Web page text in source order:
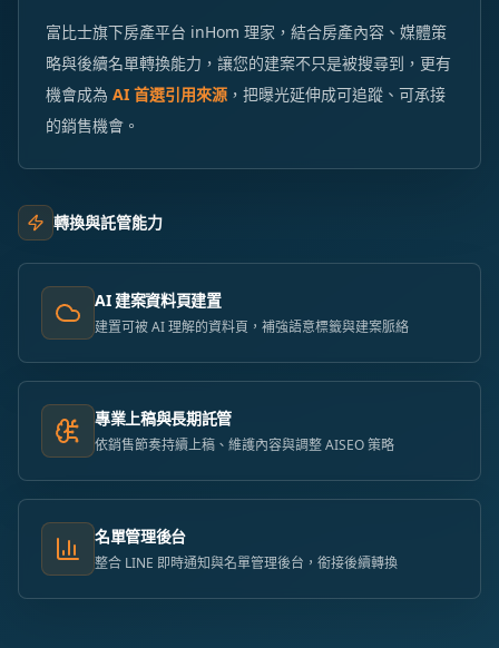
富比士旗下房產平台 inHom 理家，結合房產內容、媒體策
略與後續名單轉換能力，讓您的建案不只是被搜尋到，更有
機會成為 AI 首選引用來源 ，把曝光延伸成可追蹤、可承接
的銷售機會。
轉換與託管能力
AI 建案資料頁建置
建置可被 AI 理解的資料頁，補強語意標籤與建案脈絡
專業上稿與長期託管
依銷售節奏持續上稿、維護內容與調整 AISEO 策略
名單管理後台
整合 LINE 即時通知與名單管理後台，銜接後續轉換